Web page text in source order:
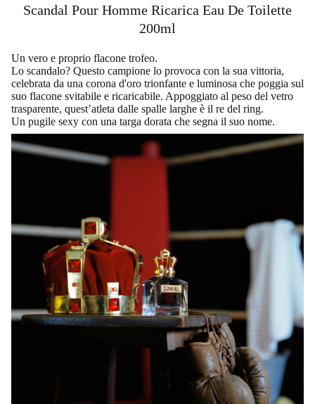
Scandal Pour Homme Ricarica Eau De Toilette
200ml
Un vero e proprio flacone trofeo.
Lo scandalo? Questo campione lo provoca con la sua vittoria,
celebrata da una corona d'oro trionfante e luminosa che poggia sul
suo flacone svitabile e ricaricabile. Appoggiato al peso del vetro
trasparente, quest’atleta dalle spalle larghe è il re del ring.
Un pugile sexy con una targa dorata che segna il suo nome.